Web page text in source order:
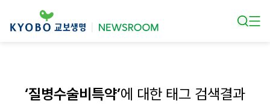
‘질병수술비특약’에 대한 태그 검색결과